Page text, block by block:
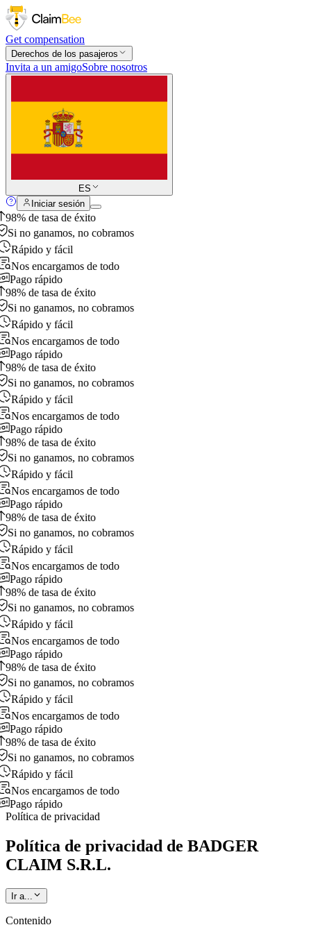
Get compensation
Derechos de los pasajeros
Invita a un amigoSobre nosotros
ES
Iniciar sesión
98% de tasa de éxito
Si no ganamos, no cobramos
Rápido y fácil
Nos encargamos de todo
Pago rápido
98% de tasa de éxito
Si no ganamos, no cobramos
Rápido y fácil
Nos encargamos de todo
Pago rápido
98% de tasa de éxito
Si no ganamos, no cobramos
Rápido y fácil
Nos encargamos de todo
Pago rápido
98% de tasa de éxito
Si no ganamos, no cobramos
Rápido y fácil
Nos encargamos de todo
Pago rápido
98% de tasa de éxito
Si no ganamos, no cobramos
Rápido y fácil
Nos encargamos de todo
Pago rápido
98% de tasa de éxito
Si no ganamos, no cobramos
Rápido y fácil
Nos encargamos de todo
Pago rápido
98% de tasa de éxito
Si no ganamos, no cobramos
Rápido y fácil
Nos encargamos de todo
Pago rápido
98% de tasa de éxito
Si no ganamos, no cobramos
Rápido y fácil
Nos encargamos de todo
Pago rápido
Política de privacidad
Política de privacidad de BADGER
CLAIM S.R.L.
Ir a...
Contenido